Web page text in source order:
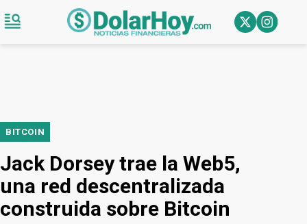
BITCOIN
Jack Dorsey trae la Web5,
una red descentralizada
construida sobre Bitcoin